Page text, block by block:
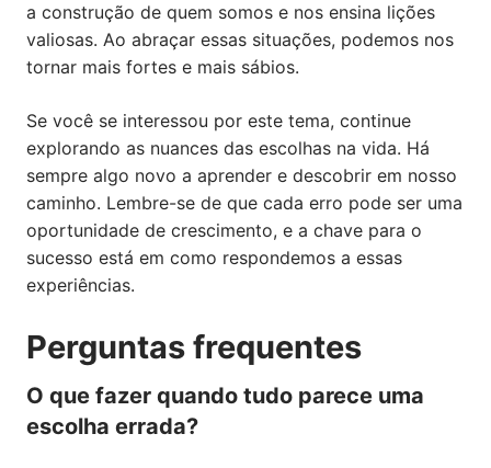
a construção de quem somos e nos ensina lições
valiosas. Ao abraçar essas situações, podemos nos
tornar mais fortes e mais sábios.
Se você se interessou por este tema, continue
explorando as nuances das escolhas na vida. Há
sempre algo novo a aprender e descobrir em nosso
caminho. Lembre-se de que cada erro pode ser uma
oportunidade de crescimento, e a chave para o
sucesso está em como respondemos a essas
experiências.
Perguntas frequentes
O que fazer quando tudo parece uma
escolha errada?